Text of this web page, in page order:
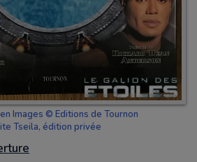
Images © Editions de Tournon
Tseila, édition privée